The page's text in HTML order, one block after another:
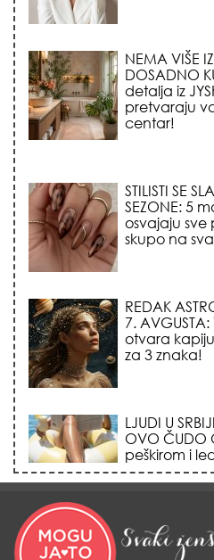
NEMA VIŠE
detalja iz
pretvaraju
centar!
STILISTI SE
osvajaju
skupo na
REDAK
otvara
za 3 znaka!
LJUDI U
peškirom i
na +35 za 10
ako želite da
vode i